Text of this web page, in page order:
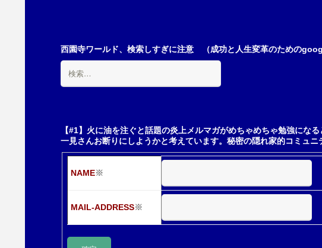
西園寺ワールド、検索しすぎに注意 （成功と人生変革のための
索:
【#1】火に油を注ぐと話題の炎上メルマガがめちゃめちゃ勉強にな
一見さんお断りにしようかと考えています。秘密の隠れ家的コミュニ
NAME※
MAIL-ADDRESS※